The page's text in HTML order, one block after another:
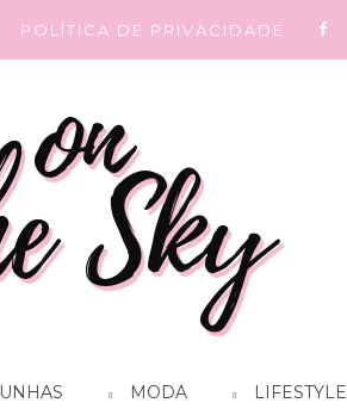
POLÍTICA DE PRIVACIDADE
UNHAS MODA LIFESTYLE